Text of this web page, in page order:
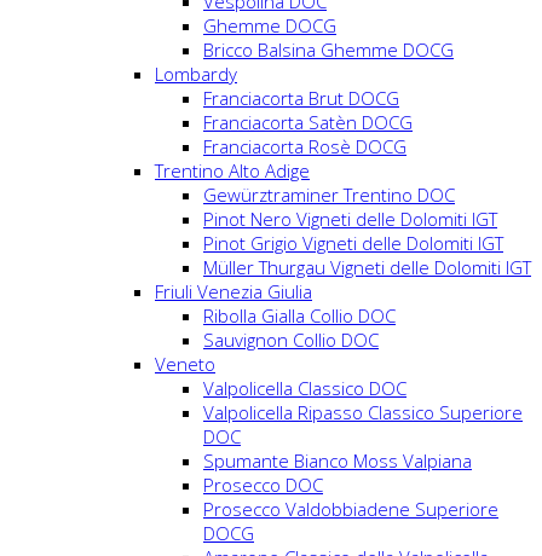
Ghemme DOCG
Bricco Balsina Ghemme DOCG
Lombardy
Franciacorta Brut DOCG
Franciacorta Satèn DOCG
Franciacorta Rosè DOCG
Trentino Alto Adige
Gewürztraminer Trentino DOC
Pinot Nero Vigneti delle Dolomiti IGT
Pinot Grigio Vigneti delle Dolomiti IGT
Müller Thurgau Vigneti delle Dolomiti IGT
Friuli Venezia Giulia
Ribolla Gialla Collio DOC
Sauvignon Collio DOC
Veneto
Valpolicella Classico DOC
Valpolicella Ripasso Classico Superiore
DOC
Spumante Bianco Moss Valpiana
Prosecco DOC
Prosecco Valdobbiadene Superiore
DOCG